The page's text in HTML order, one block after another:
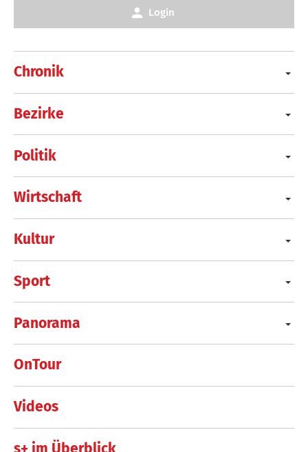
Chronik
Bezirke
Politik
Wirtschaft
Kultur
Sport
Panorama
OnTour
Videos
Login